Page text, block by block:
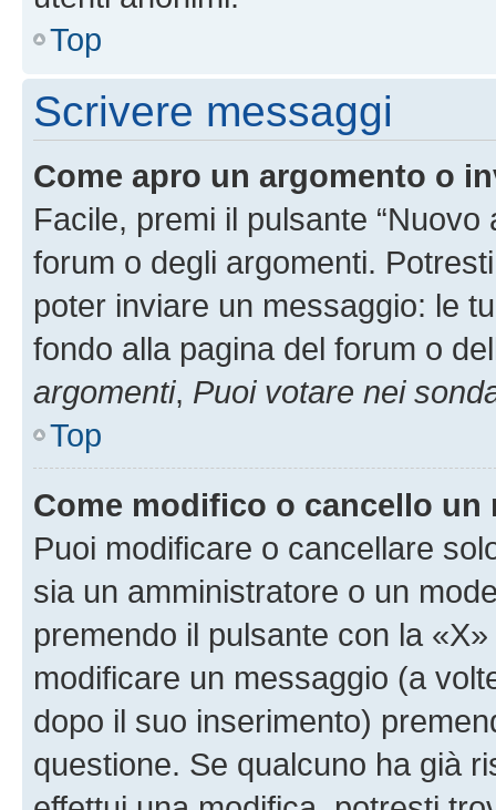
Top
Scrivere messaggi
Come apro un argomento o
Facile, premi il pulsante
forum o degli argomenti.
poter inviare un messaggio: le
fondo alla pagina del forum o
argomenti, Puoi votare nei
Top
Come modifico o cancello un
Puoi modificare o cancellare
sia un amministratore o un
premendo il pulsante con la
modificare un messaggio (a
dopo il suo inserimento)
questione. Se qualcuno ha già